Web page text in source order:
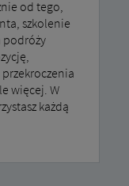
od tego,
szkolenie
podróży
więcej. W
każdą